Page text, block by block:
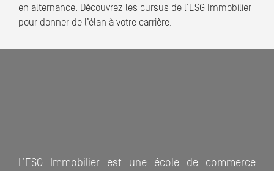
en alternance. Découvrez les cursus de l’ESG Immobilier
pour donner de l’élan à votre carrière.
L’ESG Immobilier est une école de commerce